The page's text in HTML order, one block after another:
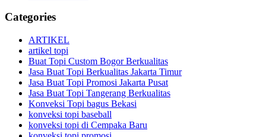
Categories
ARTIKEL
artikel topi
Buat Topi Custom Bogor Berkualitas
Jasa Buat Topi Berkualitas Jakarta Timur
Jasa Buat Topi Promosi Jakarta Pusat
Jasa Buat Topi Tangerang Berkualitas
Konveksi Topi bagus Bekasi
konveksi topi baseball
konveksi topi di Cempaka Baru